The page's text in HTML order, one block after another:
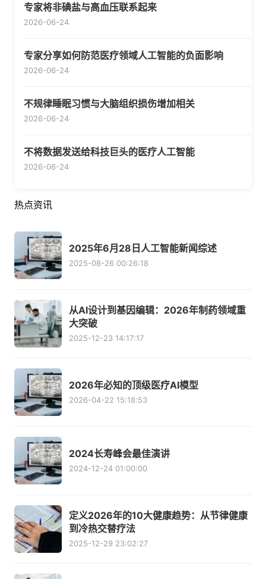
专家将非碘盐与高血压联系起来
2026-06-24
专家分享如何防范医疗领域人工智能的负面影响
2026-06-24
不规律睡眠习惯与大脑组织损伤增加相关
2026-06-24
不将数据发送给科技巨头的医疗人工智能
2026-06-24
热点资讯
2025年6月28日人工智能新闻综述
2025-08-26 00:26:18
从AI设计到基因编辑：2026年制药领域重
大突破
2025-12-23 14:17:17
2026年必知的顶级医疗AI模型
2026-04-22 15:18:53
2024长寿峰会最佳演讲
2024-12-24 01:00:00
定义2026年的10大健康趋势：从节律健康
到冷热交替疗法
2025-12-29 23:02:27